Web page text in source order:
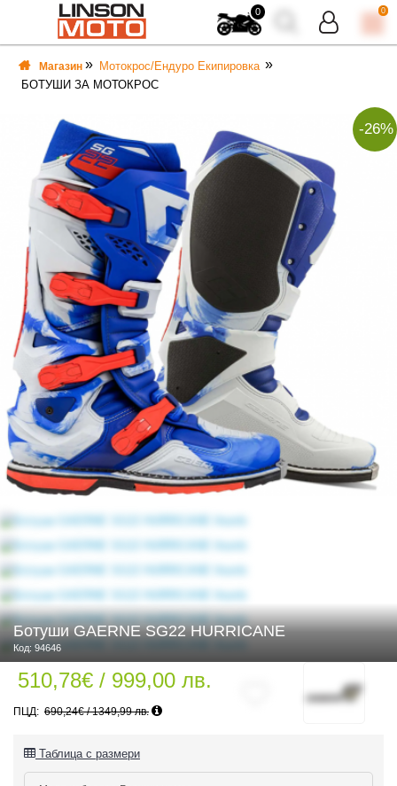
0 0
Магазин
Мотокрос/Ендуро Екипировка
БОТУШИ ЗА МОТОКРОС
-26%
Ботуши GAERNE SG22 HURRICANE
Код: 94646
510,78€ / 999,00 лв.
690,24€ / 1349,99 лв.
Таблица с размери